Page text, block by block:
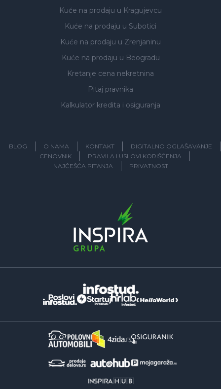
Kuće na prodaju u Kragujevcu
Kuće na prodaju u Subotici
Kuće na prodaju u Zrenjaninu
Kuće na prodaju u Beogradu
Kretanje cena nekretnina
Pitaj pravnika
Kalkulator kredita i osiguranja
BLOG O NAMA KONTAKT
DIGITALNO OGLAŠAVANJE
CENOVNIK
PRAVILA I USLOVI KORIŠĆENJA
NAJČEŠĆA PITANJA
PRIVATNOST